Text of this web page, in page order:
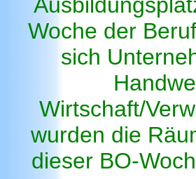
Woche der
sich
Wirtschaft/
wurden die
dieser BO-